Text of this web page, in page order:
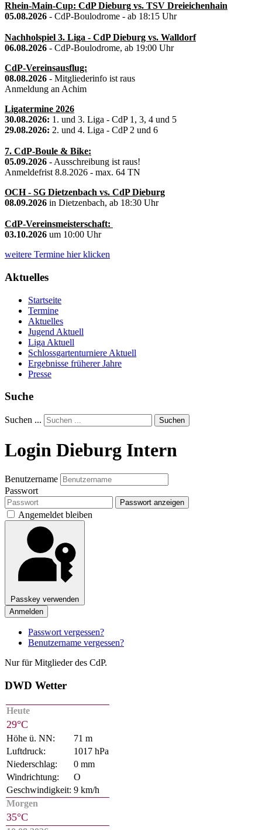
Rhein-Main-Cup: CdP Dieburg vs. TSV Dreieichenhain
05.08.2026 - CdP-Boulodrome - ab 18:15 Uhr
Nachholspiel 3. Liga - CdP Dieburg vs. Walldorf
06.08.2026 - CdP-Boulodrome, ab 19:00 Uhr
CdP-Vereinsausflug:
08.08.2026 - Mitgliederinfo ist raus
Anmeldung an Achim
Ligatermine 2026
30.08.2026: 1. und 3. Liga - CdP 1, 3, 4 und 5
29.08.2026: 2. und 4. Liga - CdP 2 und 6
7. CdP-Boule & Bike:
05.09.2026 - Ausschreibung ist raus!
Anmeldefrist 8.8.2026 - max. 64 TN
OCH - SG Dietzenbach vs. CdP Dieburg
08.09.2026 in Dietzenbach, ab 18:30 Uhr
CdP-Vereinsmeisterschaft:
03.10.2026 um 10:00 Uhr
weitere Termine hier klicken
Aktuelles
Startseite
Termine
Aktuelles
Jugend Aktuell
Liga Aktuell
Schlossgartenturniere Aktuell
Ergebnisse früherer Jahre
Presse
Suche
Suchen ... Suchen
Login Dieburg Intern
Benutzername
Passwort
Passwort anzeigen
Angemeldet bleiben
Passkey verwenden
Anmelden
Passwort vergessen?
Benutzername vergessen?
Nur für Mitglieder des CdP.
DWD Wetter
Heute
29°C
Höhe ü. NN:
71 m
Luftdruck:
1017 hPa
Niederschlag:
0 mm
Windrichtung:
O
Geschwindigkeit: 9 km/h
Morgen
35°C